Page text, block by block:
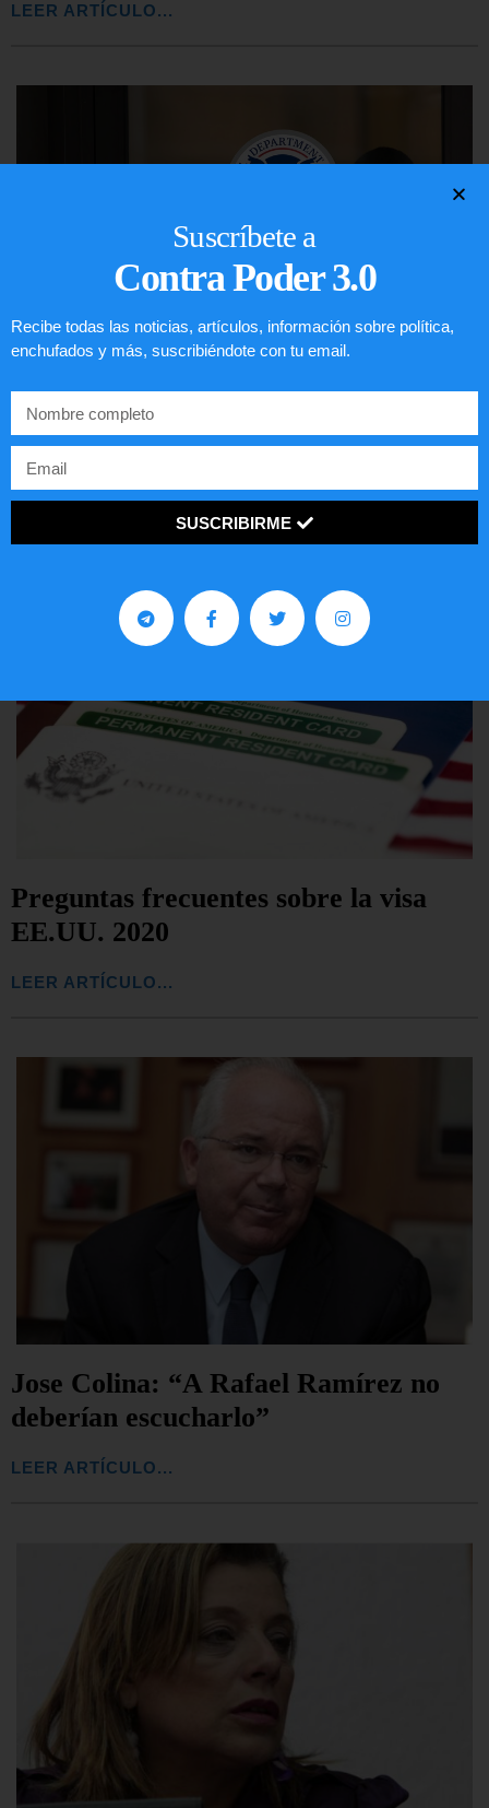
LEER ARTÍCULO...
Comunistas no son bienvenidos en
EE.UU.
LEER ARTÍCULO...
Preguntas frecuentes sobre la visa
EE.UU. 2020
LEER ARTÍCULO...
Jose Colina: “A Rafael Ramírez no
deberían escucharlo”
LEER ARTÍCULO...
Suscríbete a
Contra Poder 3.0
Recibe todas las noticias, artículos, información sobre política,
enchufados y más, suscribiéndote con tu email.
SUSCRIBIRME